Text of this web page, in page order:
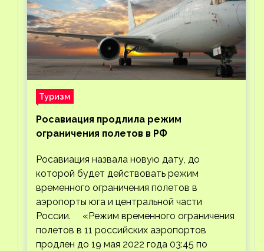
Туризм
Росавиация продлила режим
ограничения полетов в РФ
Росавиация назвала новую дату, до
которой будет действовать режим
временного ограничения полетов в
аэропорты юга и центральной части
России. «Режим временного ограничения
полетов в 11 российских аэропортов
продлен до 19 мая 2022 года 03:45 по